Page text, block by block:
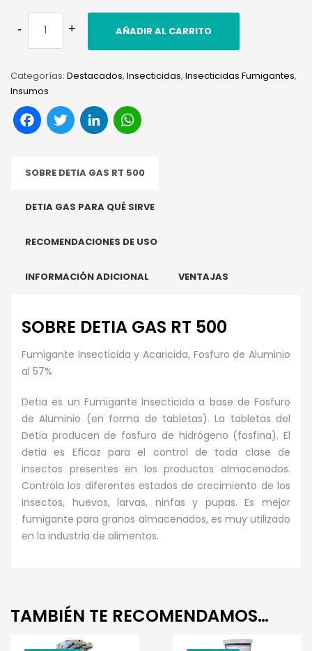
AÑADIR AL CARRITO
Categorías: Destacados, Insecticidas, Insecticidas Fumigantes,
Insumos
Facebook
TwitterLinkedIn
SOBRE DETIA GAS RT 500
DETIA GAS PARA QUÉ SIRVE
RECOMENDACIONES DE USO
INFORMACIÓN ADICIONAL VENTAJAS
SOBRE DETIA GAS RT 500
Fumigante Insecticida y Acaricida, Fosfuro de Aluminio
al 57%
Detia es un Fumigante Insecticida a base de Fosfuro
de Aluminio (en forma de tabletas). La tabletas del
Detia producen de fosfuro de hidrógeno (fosfina). El
detia es Eficaz para el control de toda clase de
insectos presentes en los productos almacenados.
Controla los diferentes estados de crecimiento de los
insectos, huevos, larvas, ninfas y pupas. Es mejor
fumigante para granos almacenados, es muy utilizado
en la industria de alimentos.
TAMBIÉN TE RECOMENDAMOS…